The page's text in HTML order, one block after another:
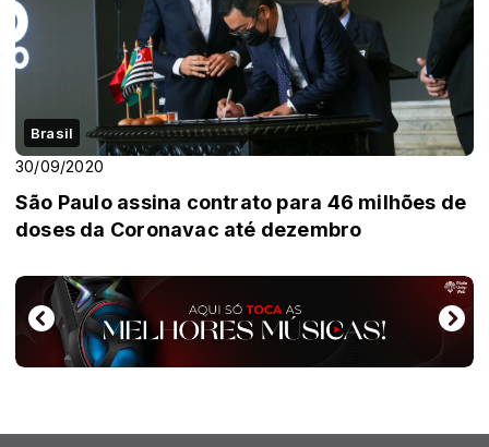
Brasil
30/09/2020
São Paulo assina contrato para 46 milhões de
doses da Coronavac até dezembro